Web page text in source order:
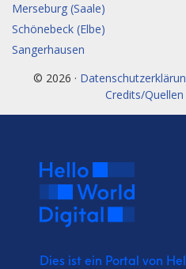
Merseburg (Saale)
Schönebeck (Elbe)
Sangerhausen
© 2026 ·
Credits/Quellen
Dies ist ein Portal von